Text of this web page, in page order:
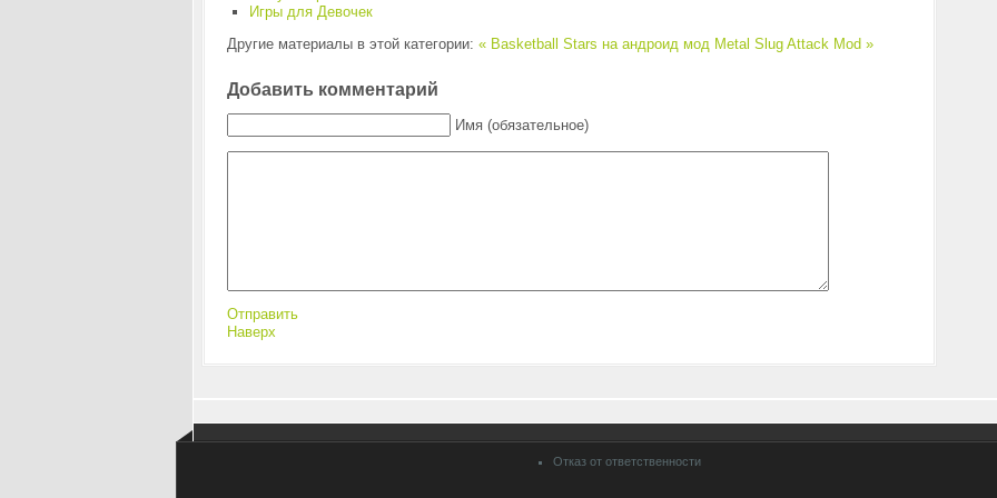
Игры для Девочек
Другие материалы в этой категории: « Basketball Stars на андроид мод Metal Slug Attack Mod »
Добавить комментарий
Имя (обязательное)
Отправить
Наверх
Отказ от ответственности